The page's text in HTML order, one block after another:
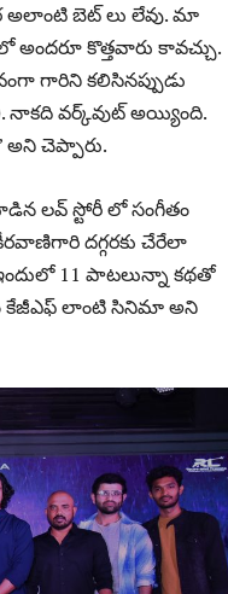
అలాంటి బెట్ లు లేవు. మా
అందరూ కొత్తవారు కావచ్చు.
గారిని కలిసినప్పుడు
నాకది వర్క్‌వుట్ అయ్యింది.
అని చెప్పారు.
లవ్ స్టోరీ లో సంగీతం
దగ్గరకు చేరేలా
11 పాటలున్నా కథతో
కేజీఎఫ్ లాంటి సినిమా అని